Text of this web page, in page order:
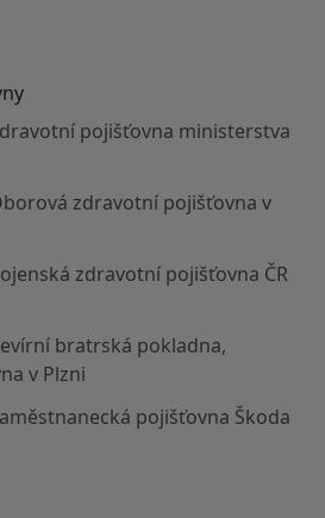
pojišťovna ministerstva
zdravotní pojišťovna v
zdravotní pojišťovna ČR
bratrská pokladna,
v Plzni
pojišťovna Škoda